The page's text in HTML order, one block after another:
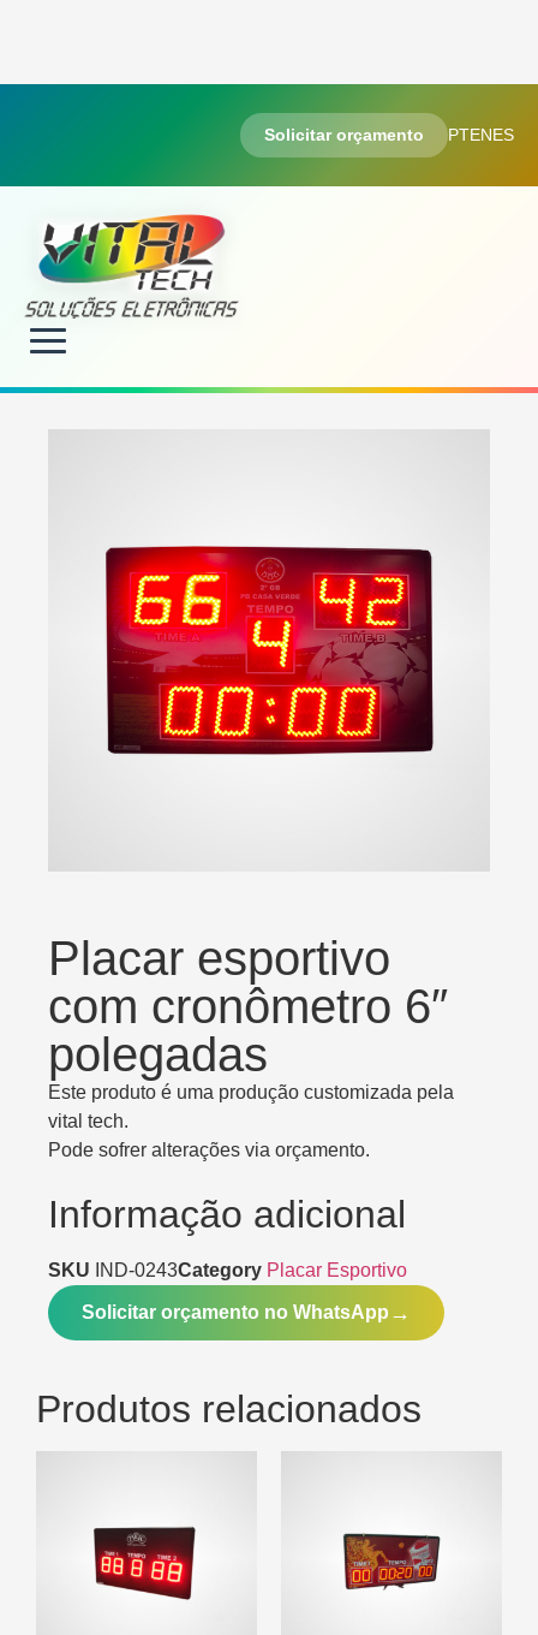
Solicitar orçamento PTENES
Placar esportivo
com cronômetro 6″
polegadas
Este produto é uma produção customizada pela
vital tech.
Pode sofrer alterações via orçamento.
Informação adicional
SKU IND-0243Category Placar Esportivo
Solicitar orçamento no WhatsApp
Produtos relacionados